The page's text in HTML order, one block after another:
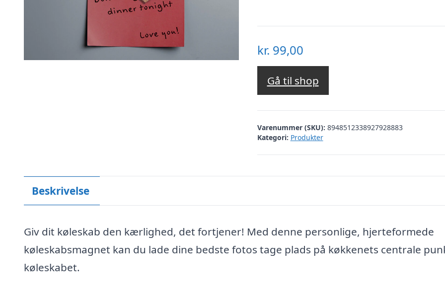
kr. 99,00
Gå til shop
Varenummer (SKU): 8948512338927928883
Kategori: Produkter
Beskrivelse
Giv dit køleskab den kærlighed, det fortjener! Med denne personlige, hjerteformede
køleskabsmagnet kan du lade dine bedste fotos tage plads på køkkenets centrale
køleskabet.